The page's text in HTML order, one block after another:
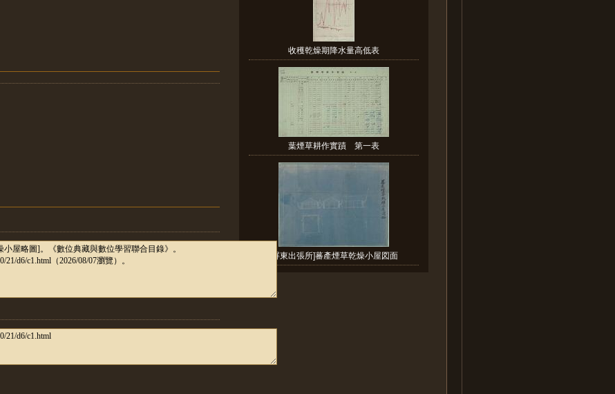
收穫乾燥期降水量高低表
葉煙草耕作實蹟 第一表
[屏東出張所]蕃產煙草乾燥小屋図面